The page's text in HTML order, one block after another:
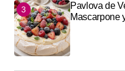
Pavlova de
Mascarpone